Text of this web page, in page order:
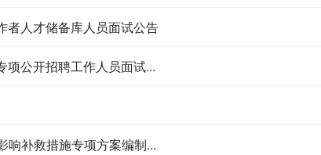
者人才储备库人员面试公告
项公开招聘工作人员面试...
响补救措施专项方案编制...